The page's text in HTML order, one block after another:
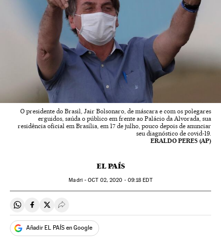
O presidente do Brasil, Jair Bolsonaro, de máscara e com os polegares
erguidos, saúda o público em frente ao Palácio da Alvorada, sua
residência oficial em Brasília, em 17 de julho, pouco depois de anunciar
seu diagnóstico de covid-19.
ERALDO PERES (AP)
EL PAÍS
Madri -OCT02, 2020 - 09:18 EDT
Compartir en Whatsapp
Compartir en Facebook
Compartir en Twitter
Desplegar Redes Sociales
Añadir EL PAÍS en Google